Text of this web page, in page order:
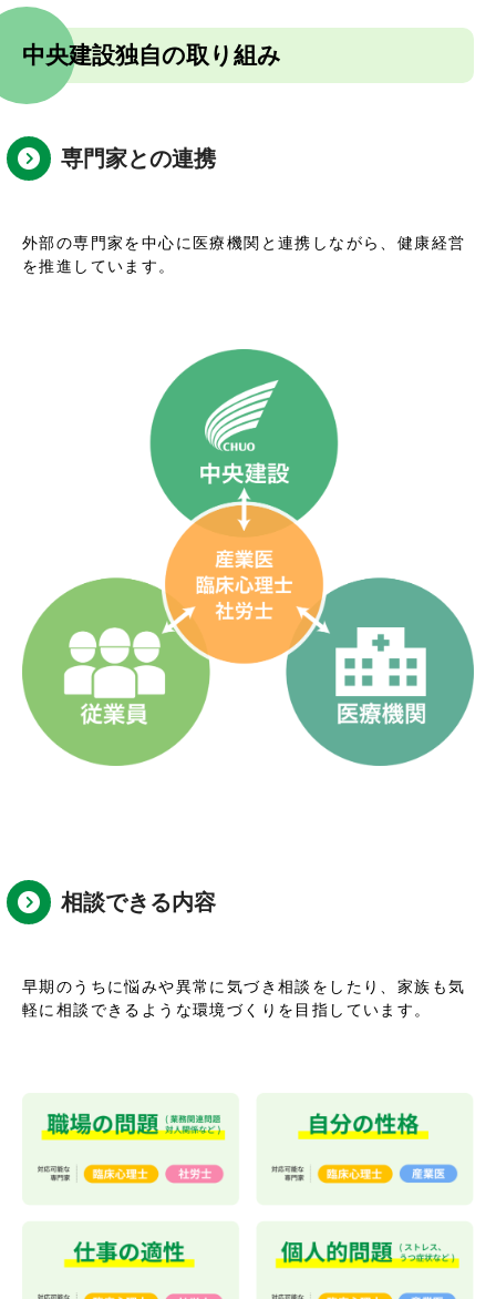
中央建設独自の取り組み
専門家との連携
外部の専門家を中心に医療機関と連携しながら、健康経営
を推進しています。
相談できる内容
早期のうちに悩みや異常に気づき相談をしたり、家族も気
軽に相談できるような環境づくりを目指しています。